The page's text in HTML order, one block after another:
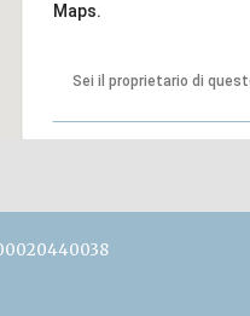
Maps.
Sei il proprietario di